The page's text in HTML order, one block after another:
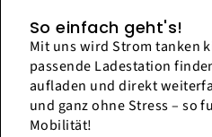
So einfach geht's!
Mit uns wird Strom tanken
passende Ladestation
aufladen und direkt
und ganz ohne Stress – so
Mobilität!